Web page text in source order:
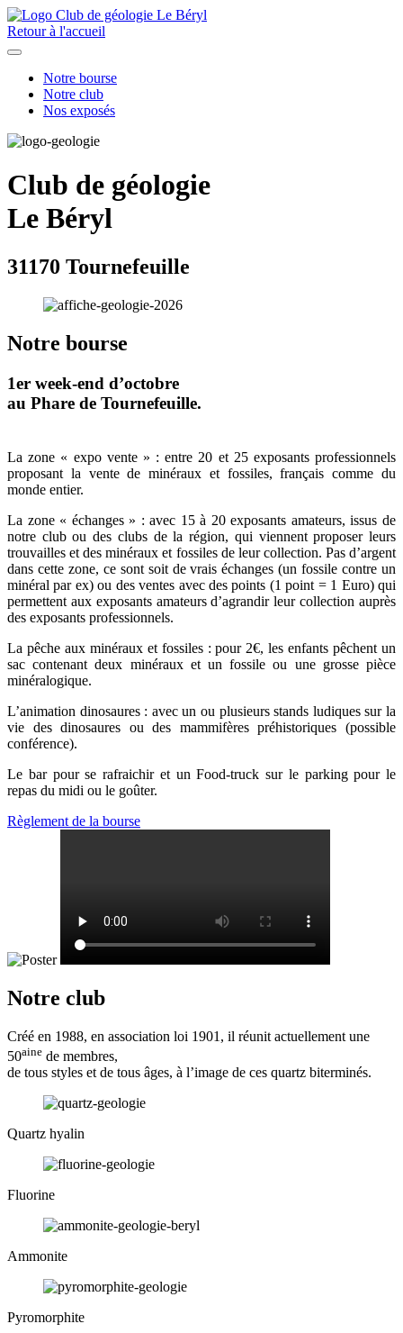
Retour à l'accueil
Notre bourse
Notre club
Nos exposés
Club de géologie
Le Béryl
31170 Tournefeuille
Notre bourse
1er week-end d’octobre
au Phare de Tournefeuille.
La zone « expo vente » : entre 20 et 25 exposants professionnels
proposant la vente de minéraux et fossiles, français comme du
monde entier.
La zone « échanges » : avec 15 à 20 exposants amateurs, issus de
notre club ou des clubs de la région, qui viennent proposer leurs
trouvailles et des minéraux et fossiles de leur collection. Pas d’argent
dans cette zone, ce sont soit de vrais échanges (un fossile contre un
minéral par ex) ou des ventes avec des points (1 point = 1 Euro) qui
permettent aux exposants amateurs d’agrandir leur collection auprès
des exposants professionnels.
La pêche aux minéraux et fossiles : pour 2€, les enfants pêchent un
sac contenant deux minéraux et un fossile ou une grosse pièce
minéralogique.
L’animation dinosaures : avec un ou plusieurs stands ludiques sur la
vie des dinosaures ou des mammifères préhistoriques (possible
conférence).
Le bar pour se rafraichir et un Food-truck sur le parking pour le
repas du midi ou le goûter.
Règlement de la bourse
Notre club
Créé en 1988, en association loi 1901, il réunit actuellement une
50aine de membres,
de tous styles et de tous âges, à l’image de ces quartz biterminés.
Quartz hyalin
Fluorine
Ammonite
Pyromorphite